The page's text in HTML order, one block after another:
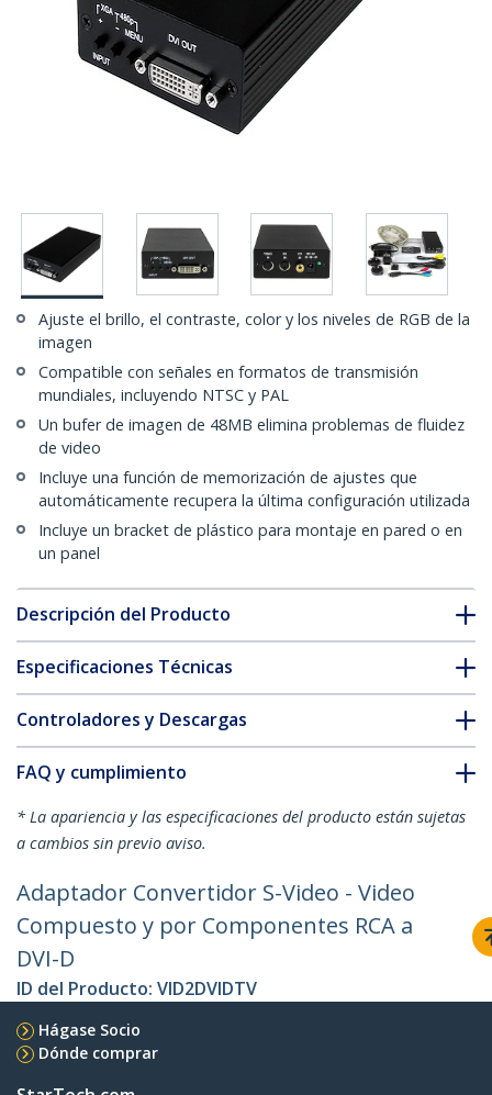
Ajuste el brillo, el contraste, color y los niveles de RGB de la
imagen
Compatible con señales en formatos de transmisión
mundiales, incluyendo NTSC y PAL
Un bufer de imagen de 48MB elimina problemas de fluidez
de video
Incluye una función de memorización de ajustes que
automáticamente recupera la última configuración utilizada
Incluye un bracket de plástico para montaje en pared o en
un panel
Descripción del Producto
Especificaciones Técnicas
Controladores y Descargas
FAQ y cumplimiento
* La apariencia y las especificaciones del producto están sujetas
a cambios sin previo aviso.
Adaptador Convertidor S-Video - Video
Compuesto y por Componentes RCA a
DVI-D
ID del Producto: VID2DVIDTV
Hágase Socio
Dónde comprar